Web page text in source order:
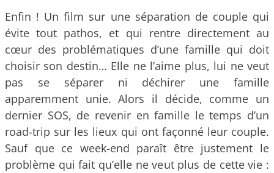
Enfin ! Un film sur une séparation de couple qui
évite tout pathos, et qui rentre directement au
cœur des problématiques d’une famille qui doit
choisir son destin… Elle ne l’aime plus, lui ne veut
pas se séparer ni déchirer une famille
apparemment unie. Alors il décide, comme un
dernier SOS, de revenir en famille le temps d’un
road-trip sur les lieux qui ont façonné leur couple.
Sauf que ce week-end paraît être justement le
problème qui fait qu’elle ne veut plus de cette vie :